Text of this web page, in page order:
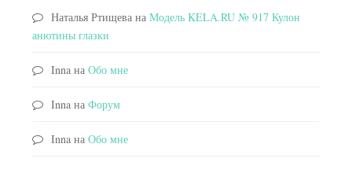
Наталья Ртищева на Модель KELA.RU № 917 Кулон
анютины глазки
Inna на Обо мне
Inna на Форум
Inna на Обо мне